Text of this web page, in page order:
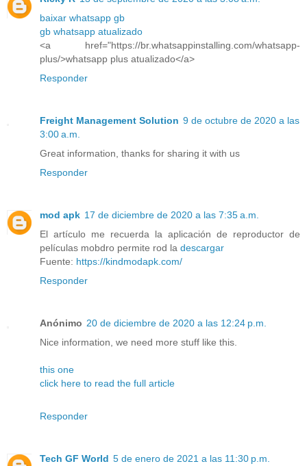
baixar whatsapp gb
gb whatsapp atualizado
<a href="https://br.whatsappinstalling.com/whatsapp-
plus/>whatsapp plus atualizado</a>
Responder
Freight Management Solution 9 de octubre de 2020 a las
3:00 a.m.
Great information, thanks for sharing it with us
Responder
mod apk 17 de diciembre de 2020 a las 7:35 a.m.
El artículo me recuerda la aplicación de reproductor de
películas mobdro permite rod la descargar
Fuente: https://kindmodapk.com/
Responder
Anónimo 20 de diciembre de 2020 a las 12:24 p.m.
Nice information, we need more stuff like this.
this one
click here to read the full article
Responder
Tech GF World 5 de enero de 2021 a las 11:30 p.m.